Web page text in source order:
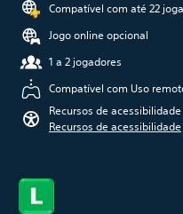
Compatível com até 22
Jogo online opcional
1 a 2 jogadores
Compatível com Uso
Recursos de acessibilidade
Recursos de acessibilidade